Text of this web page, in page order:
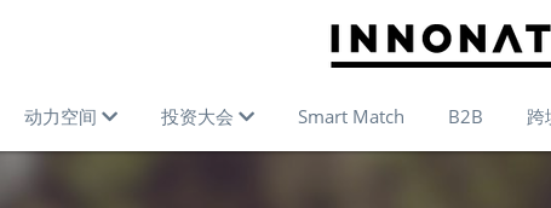
动力空间 投资大会 Smart Match B2B 跨